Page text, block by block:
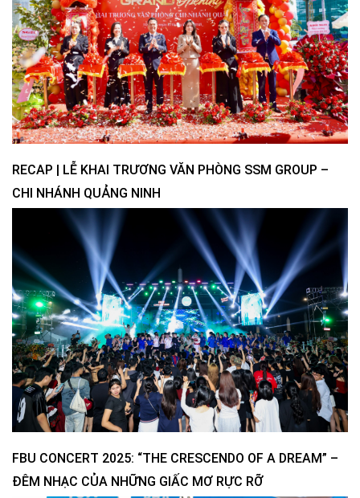
RECAP | LỄ KHAI TRƯƠNG VĂN PHÒNG SSM GROUP –
CHI NHÁNH QUẢNG NINH
FBU CONCERT 2025: “THE CRESCENDO OF A DREAM” –
ĐÊM NHẠC CỦA NHỮNG GIẤC MƠ RỰC RỠ